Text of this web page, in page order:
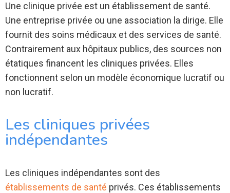
Une clinique privée est un établissement de santé.
Une entreprise privée ou une association la dirige. Elle
fournit des soins médicaux et des services de santé.
Contrairement aux hôpitaux publics, des sources non
étatiques financent les cliniques privées. Elles
fonctionnent selon un modèle économique lucratif ou
non lucratif.
Les cliniques privées
indépendantes
Les cliniques indépendantes sont des
établissements de santé privés. Ces établissements